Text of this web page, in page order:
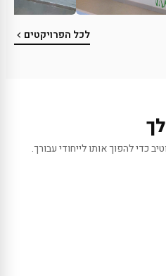
לכל הפרויקטים
כדי להפוך אותו לייחודי עבורך.